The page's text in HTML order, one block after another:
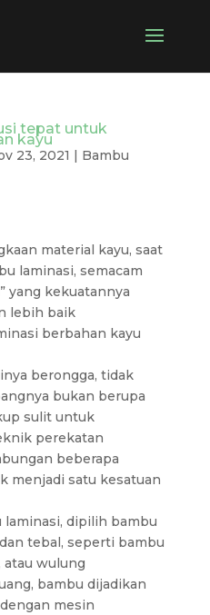
tepat untuk
kayu
23, 2021 | Bambu
material kayu, saat
laminasi, semacam
yang kekuatannya
lebih baik
berbahan kayu
berongga, tidak
bukan berupa
sulit untuk
perekatan
beberapa
menjadi satu kesatuan
dipilih bambu
tebal, seperti bambu
atau wulung
bambu dijadikan
mesin